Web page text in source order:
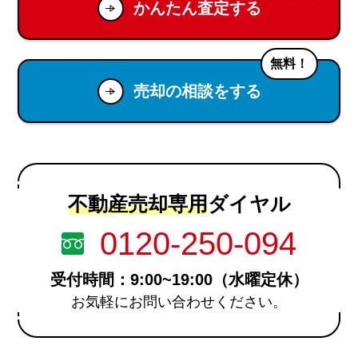
かんたん査定する
売却の相談をする
無料！
不動産売却専用ダイヤル
0120-250-094
受付時間：9:00~19:00（水曜定休）
お気軽にお問い合わせください。